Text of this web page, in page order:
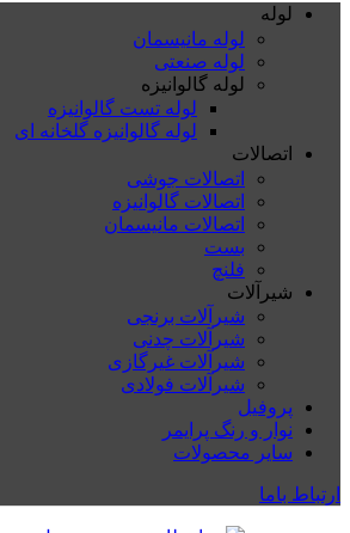
لوله
لوله مانیسمان
لوله صنعتی
لوله گالوانیزه
لوله تست گالوانیزه
لوله گالوانیزه گلخانه ای
اتصالات
اتصالات جوشی
اتصالات گالوانیزه
اتصالات مانیسمان
بست
فلنچ
شیرآلات
شیرآلات برنجی
شیرآلات چدنی
شیرآلات غیرگازی
شیرآلات فولادی
پروفیل
نوار و رنگ پرایمر
سایر محصولات
ارتباط باما